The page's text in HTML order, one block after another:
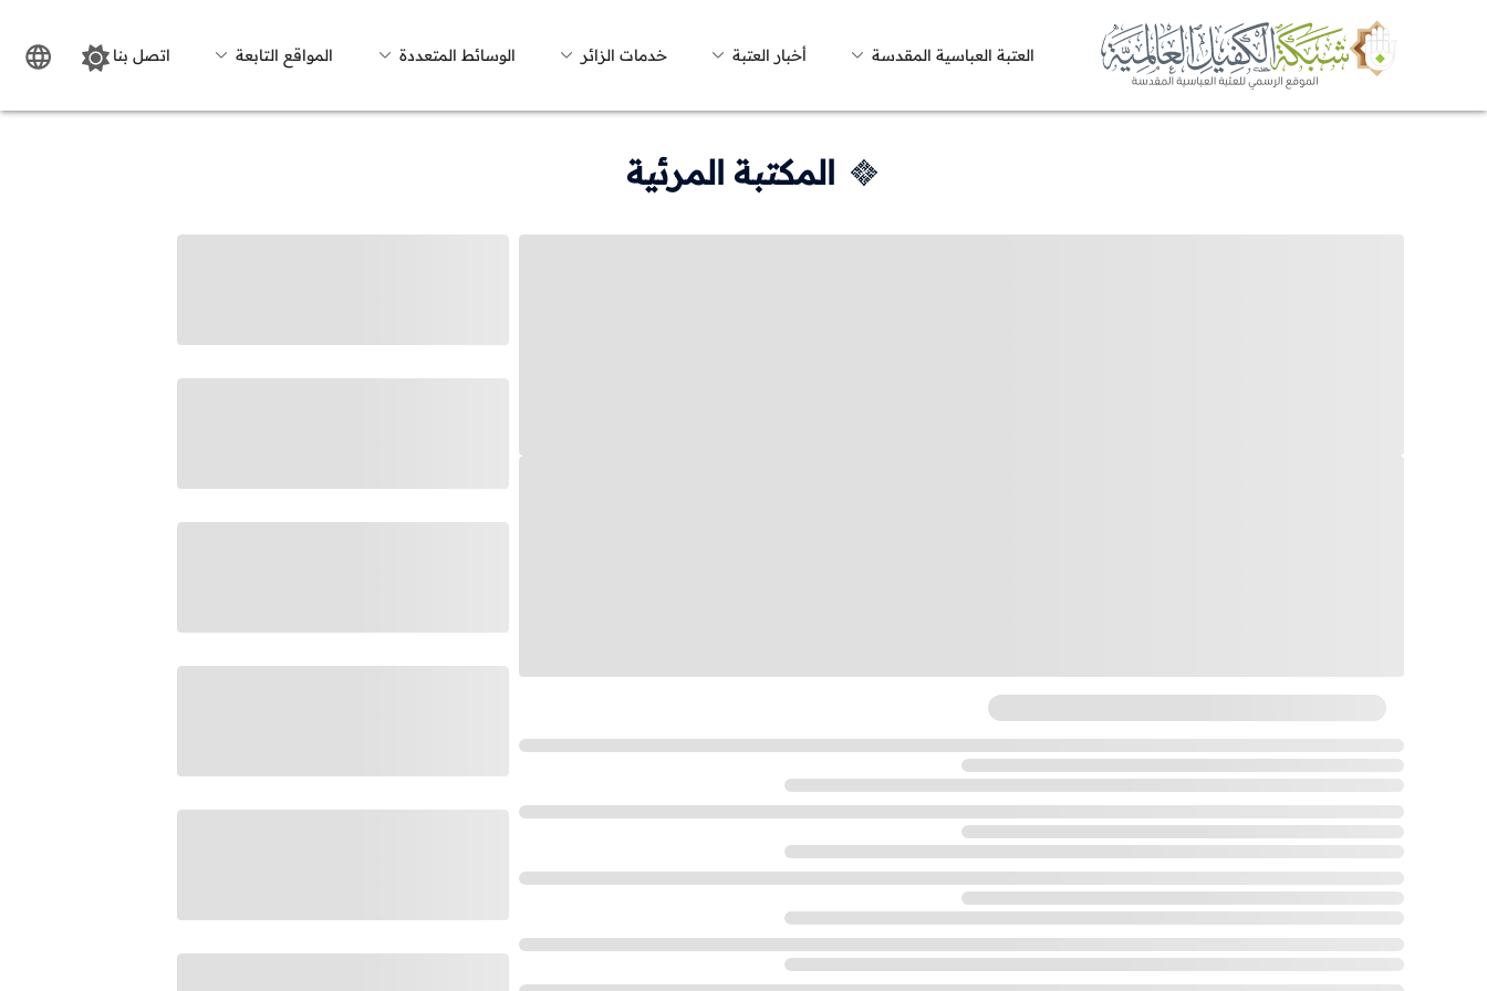
العتبة العباسية المقدسة أخبار العتبة خدمات الزائر الوسائط المتعددة المواقع التابعة اتصل بنا
المكتبة المرئية